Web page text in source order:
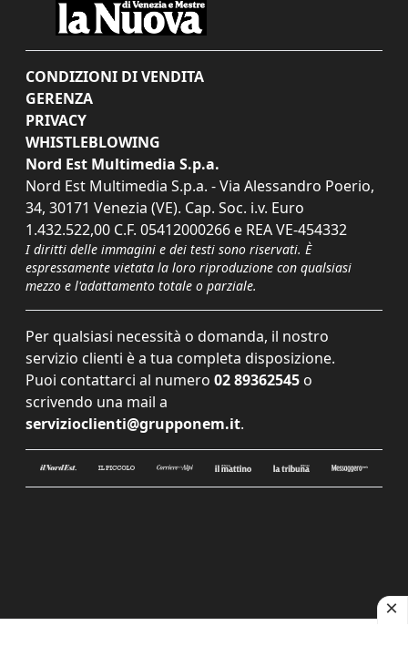
CONDIZIONI DI VENDITA
GERENZA
PRIVACY
WHISTLEBLOWING
Nord Est Multimedia S.p.a.
Nord Est Multimedia S.p.a. - Via Alessandro Poerio,
34, 30171 Venezia (VE). Cap. Soc. i.v. Euro
1.432.522,00 C.F. 05412000266 e REA VE-454332
I diritti delle immagini e dei testi sono riservati. È
espressamente vietata la loro riproduzione con qualsiasi
mezzo e l'adattamento totale o parziale.
Per qualsiasi necessità o domanda, il nostro
servizio clienti è a tua completa disposizione.
Puoi contattarci al numero 02 89362545 o
scrivendo una mail a
servizioclienti@grupponem.it.